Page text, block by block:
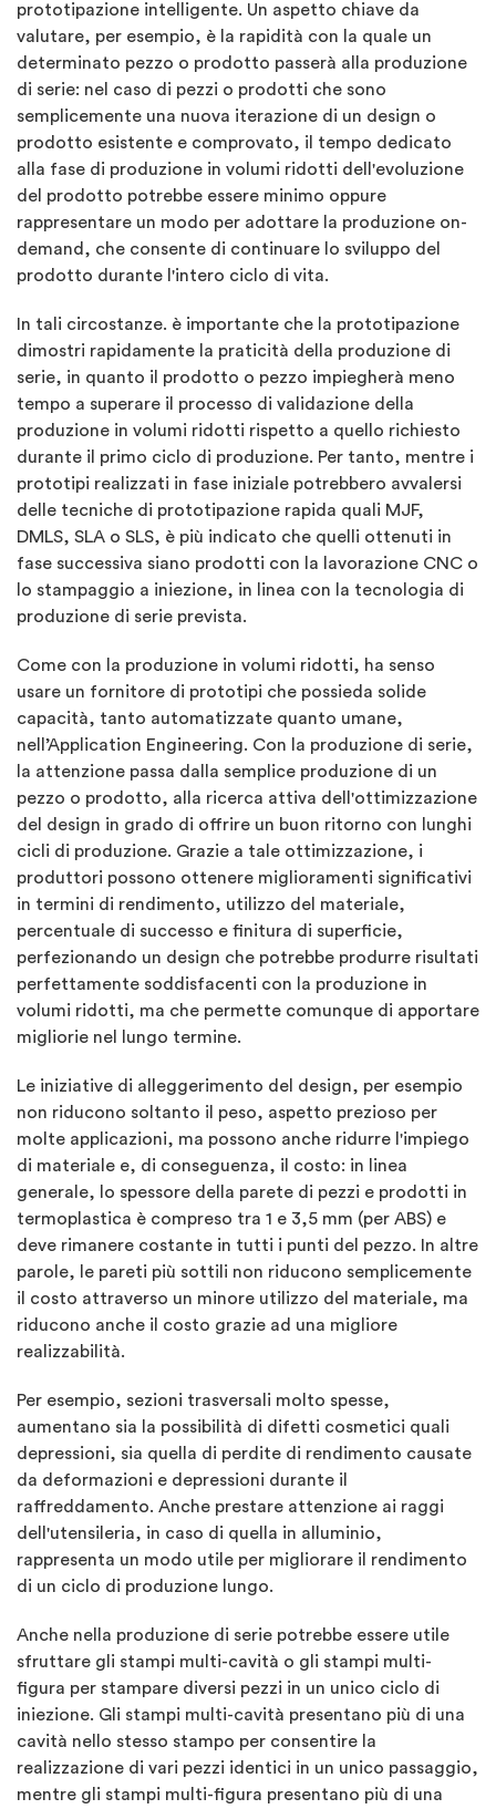
prototipazione intelligente. Un aspetto chiave da
valutare, per esempio, è la rapidità con la quale un
determinato pezzo o prodotto passerà alla produzione
di serie: nel caso di pezzi o prodotti che sono
semplicemente una nuova iterazione di un design o
prodotto esistente e comprovato, il tempo dedicato
alla fase di produzione in volumi ridotti dell'evoluzione
del prodotto potrebbe essere minimo oppure
rappresentare un modo per adottare la produzione on-
demand, che consente di continuare lo sviluppo del
prodotto durante l'intero ciclo di vita.
In tali circostanze. è importante che la prototipazione
dimostri rapidamente la praticità della produzione di
serie, in quanto il prodotto o pezzo impiegherà meno
tempo a superare il processo di validazione della
produzione in volumi ridotti rispetto a quello richiesto
durante il primo ciclo di produzione. Per tanto, mentre i
prototipi realizzati in fase iniziale potrebbero avvalersi
delle tecniche di prototipazione rapida quali MJF,
DMLS, SLA o SLS, è più indicato che quelli ottenuti in
fase successiva siano prodotti con la lavorazione CNC o
lo stampaggio a iniezione, in linea con la tecnologia di
produzione di serie prevista.
Come con la produzione in volumi ridotti, ha senso
usare un fornitore di prototipi che possieda solide
capacità, tanto automatizzate quanto umane,
nell’Application Engineering. Con la produzione di serie,
la attenzione passa dalla semplice produzione di un
pezzo o prodotto, alla ricerca attiva dell'ottimizzazione
del design in grado di offrire un buon ritorno con lunghi
cicli di produzione. Grazie a tale ottimizzazione, i
produttori possono ottenere miglioramenti significativi
in termini di rendimento, utilizzo del materiale,
percentuale di successo e finitura di superficie,
perfezionando un design che potrebbe produrre risultati
perfettamente soddisfacenti con la produzione in
volumi ridotti, ma che permette comunque di apportare
migliorie nel lungo termine.
Le iniziative di alleggerimento del design, per esempio
non riducono soltanto il peso, aspetto prezioso per
molte applicazioni, ma possono anche ridurre l'impiego
di materiale e, di conseguenza, il costo: in linea
generale, lo spessore della parete di pezzi e prodotti in
termoplastica è compreso tra 1 e 3,5 mm (per ABS) e
deve rimanere costante in tutti i punti del pezzo. In altre
parole, le pareti più sottili non riducono semplicemente
il costo attraverso un minore utilizzo del materiale, ma
riducono anche il costo grazie ad una migliore
realizzabilità.
Per esempio, sezioni trasversali molto spesse,
aumentano sia la possibilità di difetti cosmetici quali
depressioni, sia quella di perdite di rendimento causate
da deformazioni e depressioni durante il
raffreddamento. Anche prestare attenzione ai raggi
dell'utensileria, in caso di quella in alluminio,
rappresenta un modo utile per migliorare il rendimento
di un ciclo di produzione lungo.
Anche nella produzione di serie potrebbe essere utile
sfruttare gli stampi multi-cavità o gli stampi multi-
figura per stampare diversi pezzi in un unico ciclo di
iniezione. Gli stampi multi-cavità presentano più di una
cavità nello stesso stampo per consentire la
realizzazione di vari pezzi identici in un unico passaggio,
mentre gli stampi multi-figura presentano più di una